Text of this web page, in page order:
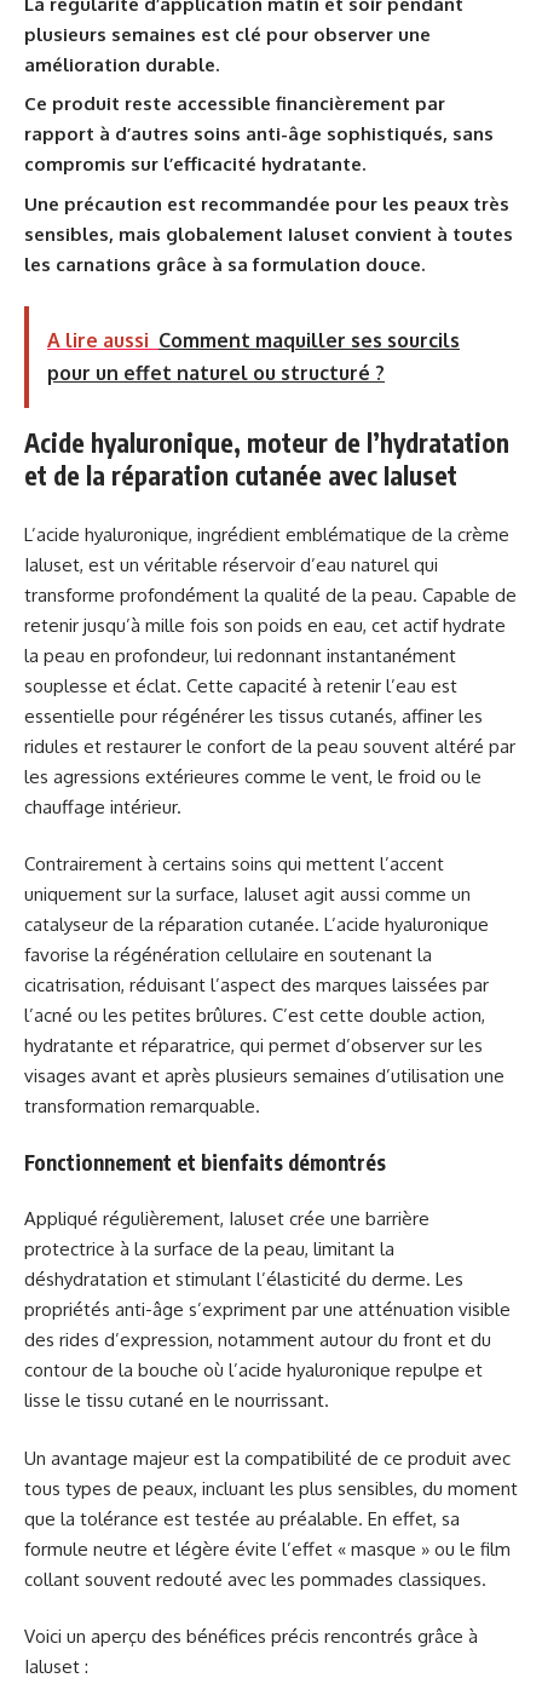
plusieurs semaines est clé pour observer une
amélioration durable.
Ce produit reste accessible financièrement par
rapport à d’autres soins anti-âge sophistiqués, sans
compromis sur l’efficacité hydratante.
Une précaution est recommandée pour les peaux très
sensibles, mais globalement Ialuset convient à toutes
les carnations grâce à sa formulation douce.
A lire aussi Comment maquiller ses sourcils
pour un effet naturel ou structuré ?
Acide hyaluronique, moteur de l’hydratation
et de la réparation cutanée avec Ialuset
L’acide hyaluronique, ingrédient emblématique de la crème
Ialuset, est un véritable réservoir d’eau naturel qui
transforme profondément la qualité de la peau. Capable de
retenir jusqu’à mille fois son poids en eau, cet actif hydrate
la peau en profondeur, lui redonnant instantanément
souplesse et éclat. Cette capacité à retenir l’eau est
essentielle pour régénérer les tissus cutanés, affiner les
ridules et restaurer le confort de la peau souvent altéré par
les agressions extérieures comme le vent, le froid ou le
chauffage intérieur.
Contrairement à certains soins qui mettent l’accent
uniquement sur la surface, Ialuset agit aussi comme un
catalyseur de la réparation cutanée. L’acide hyaluronique
favorise la régénération cellulaire en soutenant la
cicatrisation, réduisant l’aspect des marques laissées par
l’acné ou les petites brûlures. C’est cette double action,
hydratante et réparatrice, qui permet d’observer sur les
visages avant et après plusieurs semaines d’utilisation une
transformation remarquable.
Fonctionnement et bienfaits démontrés
Appliqué régulièrement, Ialuset crée une barrière
protectrice à la surface de la peau, limitant la
déshydratation et stimulant l’élasticité du derme. Les
propriétés anti-âge s’expriment par une atténuation visible
des rides d’expression, notamment autour du front et du
contour de la bouche où l’acide hyaluronique repulpe et
lisse le tissu cutané en le nourrissant.
Un avantage majeur est la compatibilité de ce produit avec
tous types de peaux, incluant les plus sensibles, du moment
que la tolérance est testée au préalable. En effet, sa
formule neutre et légère évite l’effet « masque » ou le film
collant souvent redouté avec les pommades classiques.
Voici un aperçu des bénéfices précis rencontrés grâce à
Ialuset :